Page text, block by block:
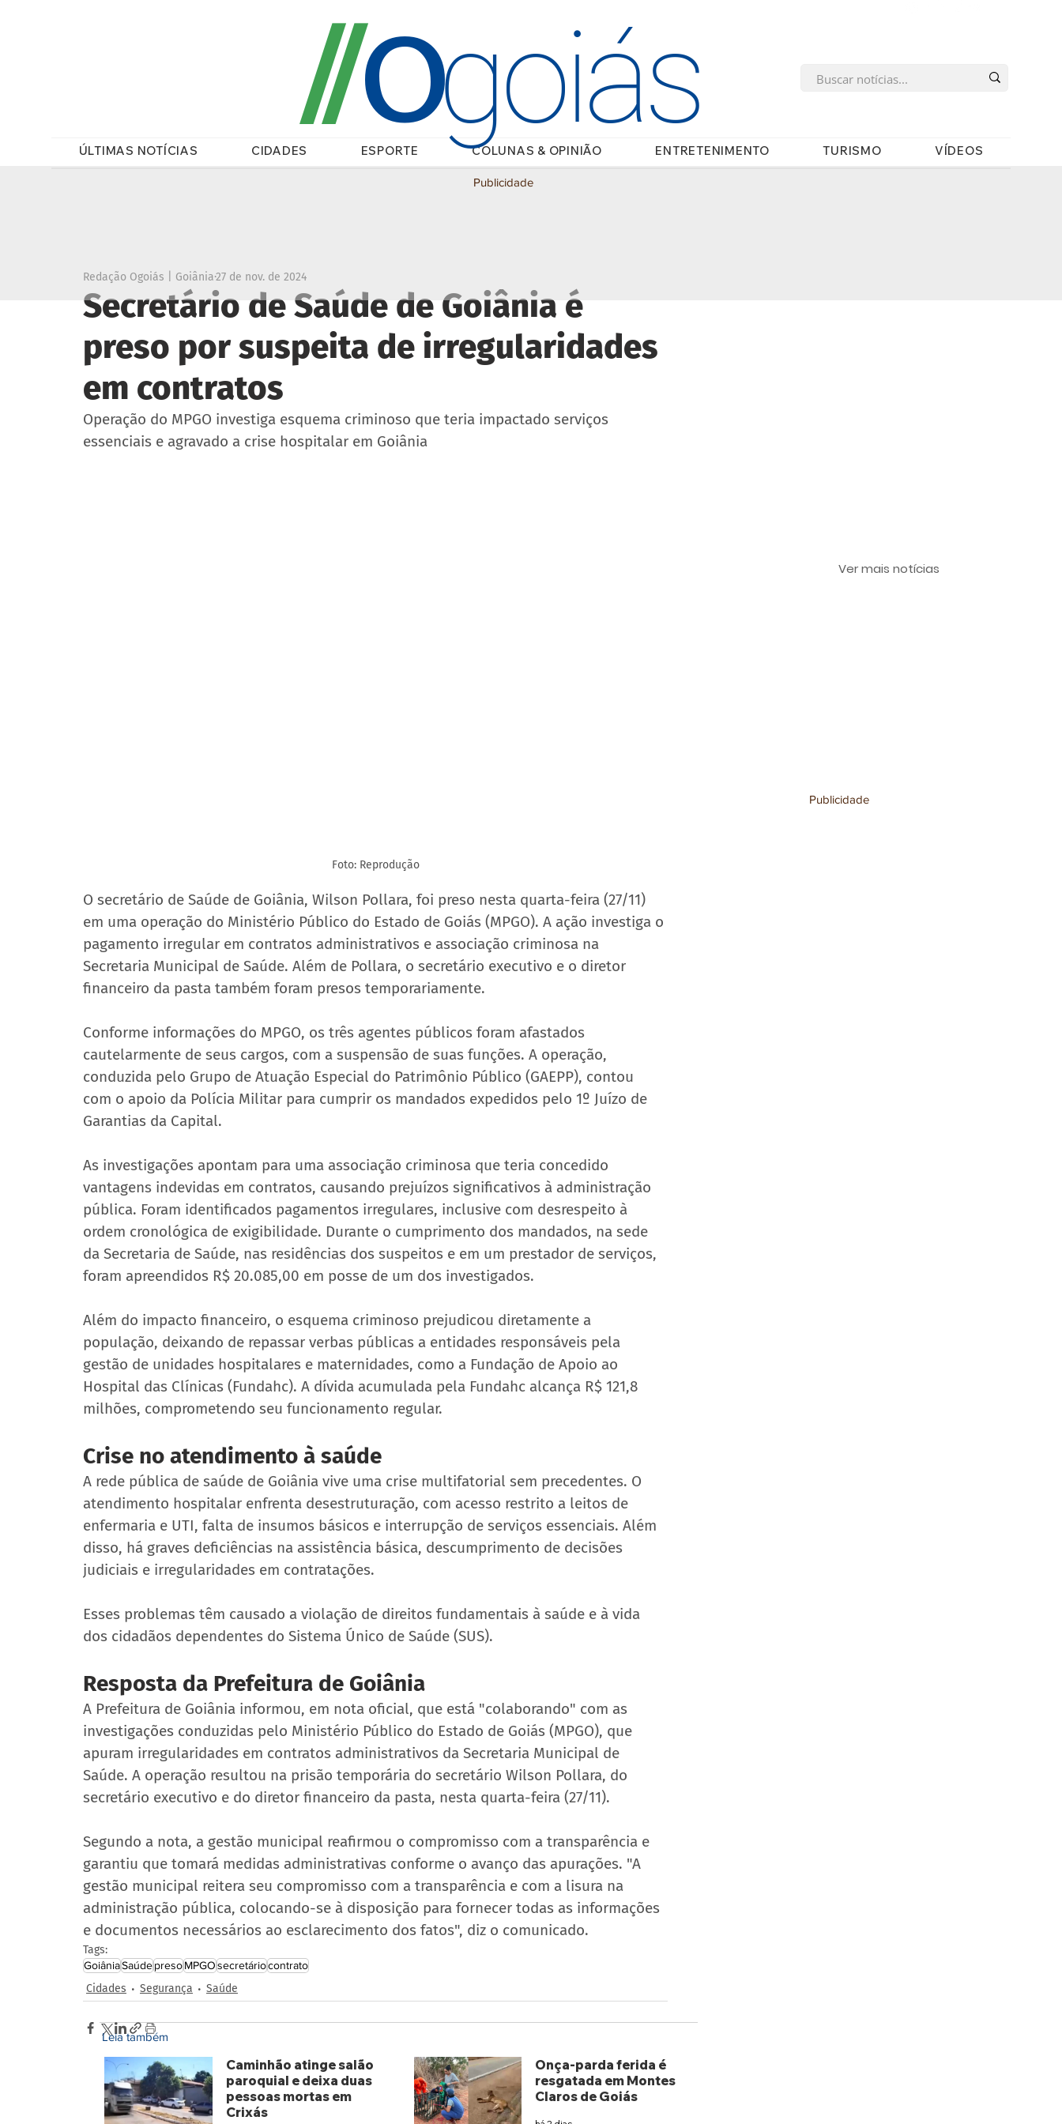
ÚLTIMAS NOTÍCIAS CIDADES ESPORTE COLUNAS & OPINIÃO ENTRETENIMENTO TURISMO VÍDEOS
//Ogoiás
Secretário de Saúde de Goiânia é
preso por suspeita de irregularidades
em contratos
Redação Ogoiás | Goiânia27 de nov. de 2024
Operação do MPGO investiga esquema criminoso que teria impactado serviços
essenciais e agravado a crise hospitalar em Goiânia
Foto: Reprodução
O secretário de Saúde de Goiânia, Wilson Pollara, foi preso nesta quarta-feira (27/11)
em uma operação do Ministério Público do Estado de Goiás (MPGO). A ação investiga o
pagamento irregular em contratos administrativos e associação criminosa na
Secretaria Municipal de Saúde. Além de Pollara, o secretário executivo e o diretor
financeiro da pasta também foram presos temporariamente.
Conforme informações do MPGO, os três agentes públicos foram afastados
cautelarmente de seus cargos, com a suspensão de suas funções. A operação,
conduzida pelo Grupo de Atuação Especial do Patrimônio Público (GAEPP), contou
com o apoio da Polícia Militar para cumprir os mandados expedidos pelo 1º Juízo de
Garantias da Capital.
As investigações apontam para uma associação criminosa que teria concedido
vantagens indevidas em contratos, causando prejuízos significativos à administração
pública. Foram identificados pagamentos irregulares, inclusive com desrespeito à
ordem cronológica de exigibilidade. Durante o cumprimento dos mandados, na sede
da Secretaria de Saúde, nas residências dos suspeitos e em um prestador de serviços,
foram apreendidos R$ 20.085,00 em posse de um dos investigados.
Além do impacto financeiro, o esquema criminoso prejudicou diretamente a
população, deixando de repassar verbas públicas a entidades responsáveis pela
gestão de unidades hospitalares e maternidades, como a Fundação de Apoio ao
Hospital das Clínicas (Fundahc). A dívida acumulada pela Fundahc alcança R$ 121,8
milhões, comprometendo seu funcionamento regular.
Crise no atendimento à saúde
A rede pública de saúde de Goiânia vive uma crise multifatorial sem precedentes. O
atendimento hospitalar enfrenta desestruturação, com acesso restrito a leitos de
enfermaria e UTI, falta de insumos básicos e interrupção de serviços essenciais. Além
disso, há graves deficiências na assistência básica, descumprimento de decisões
judiciais e irregularidades em contratações.
Esses problemas têm causado a violação de direitos fundamentais à saúde e à vida
dos cidadãos dependentes do Sistema Único de Saúde (SUS).
Resposta da Prefeitura de Goiânia
A Prefeitura de Goiânia informou, em nota oficial, que está "colaborando" com as
investigações conduzidas pelo Ministério Público do Estado de Goiás (MPGO), que
apuram irregularidades em contratos administrativos da Secretaria Municipal de
Saúde. A operação resultou na prisão temporária do secretário Wilson Pollara, do
secretário executivo e do diretor financeiro da pasta, nesta quarta-feira (27/11).
Segundo a nota, a gestão municipal reafirmou o compromisso com a transparência e
garantiu que tomará medidas administrativas conforme o avanço das apurações. "A
gestão municipal reitera seu compromisso com a transparência e com a lisura na
administração pública, colocando-se à disposição para fornecer todas as informações
e documentos necessários ao esclarecimento dos fatos", diz o comunicado.
Tags:
GoiâniaSaúdepresoMPGOsecretáriocontrato
Cidades Segurança Saúde
Publicidade
Publicidade
Ver mais notícias
Leia também
Caminhão atinge salão
paroquial e deixa duas
pessoas mortas em
Crixás
Onça-parda ferida é
resgatada em Montes
Claros de Goiás